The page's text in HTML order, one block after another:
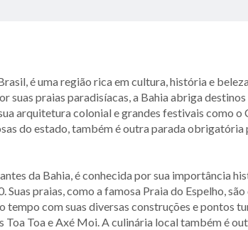
é uma região rica em cultura, história e
suas praias paradisíacas, a Bahia abriga
arquitetura colonial e grandes festivais como o
do estado, também é outra parada obrigatória
da Bahia, é conhecida por sua importância
praias, como a famosa Praia do Espelho,
com suas diversas construções e pontos
Toa Toa e Axé Moi. A culinária local também é